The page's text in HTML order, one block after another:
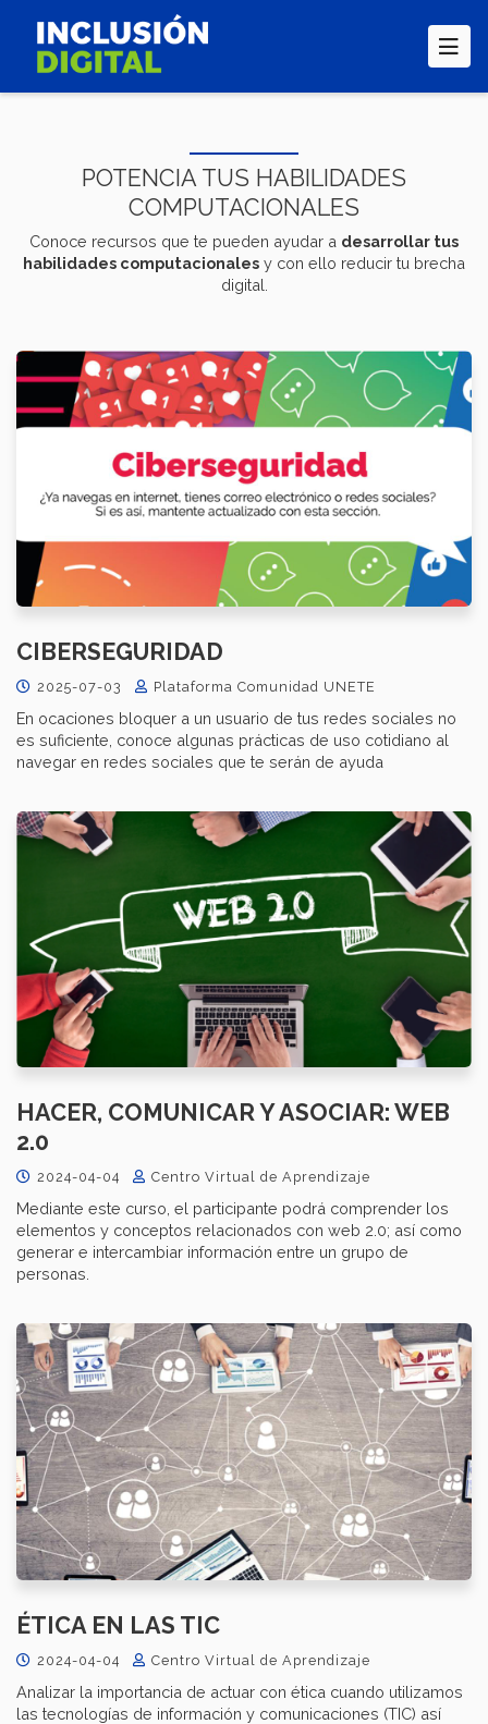
contenido
principal
POTENCIA TUS HABILIDADES
COMPUTACIONALES
Conoce recursos que te pueden ayudar a desarrollar tus
habilidades computacionales y con ello reducir tu brecha
digital.
CIBERSEGURIDAD
2025-07-03 Plataforma Comunidad UNETE
En ocaciones bloquer a un usuario de tus redes sociales no
es suficiente, conoce algunas prácticas de uso cotidiano al
navegar en redes sociales que te serán de ayuda
HACER, COMUNICAR Y ASOCIAR: WEB
2.0
2024-04-04 Centro Virtual de Aprendizaje
Mediante este curso, el participante podrá comprender los
elementos y conceptos relacionados con web 2.0; así como
generar e intercambiar información entre un grupo de
personas.
ÉTICA EN LAS TIC
2024-04-04 Centro Virtual de Aprendizaje
Analizar la importancia de actuar con ética cuando utilizamos
las tecnologías de información y comunicaciones (TIC) así